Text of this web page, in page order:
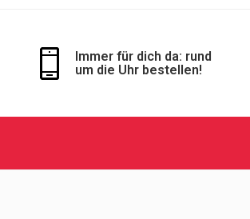
Immer für dich da: rund
um die Uhr bestellen!